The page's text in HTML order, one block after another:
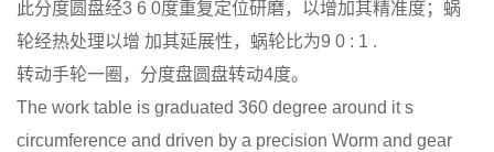
此分度圆盘经3 6 0度重复定位研磨，以增加其精准度；蜗
轮经热处理以增 加其延展性，蜗轮比为9 0 : 1 .
转动手轮一圈，分度盘圆盘转动4度。
The work table is graduated 360 degree around it s
circumference and driven by a precision Worm and gear